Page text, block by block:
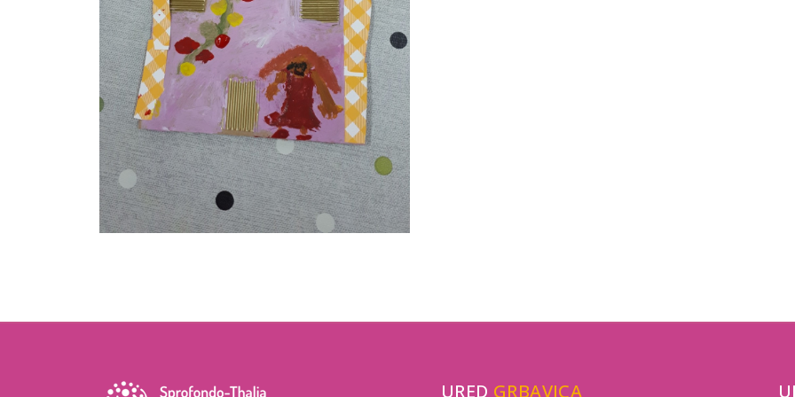
URED GRBAVICA